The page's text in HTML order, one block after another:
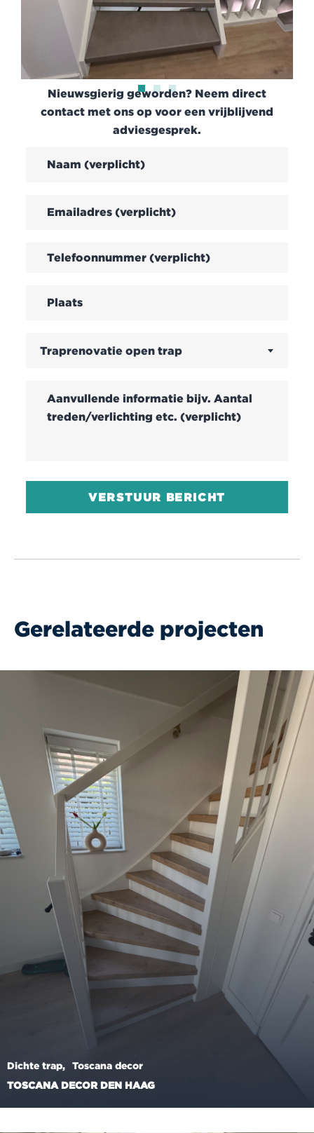
Nieuwsgierig geworden? Neem direct
contact met ons op voor een vrijblijvend
adviesgesprek.
Traprenovatie open trap
Gerelateerde projecten
Dichte trap
Toscana decor
TOSCANA DECOR DEN HAAG